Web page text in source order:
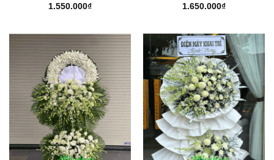
1.550.000₫
1.650.000₫